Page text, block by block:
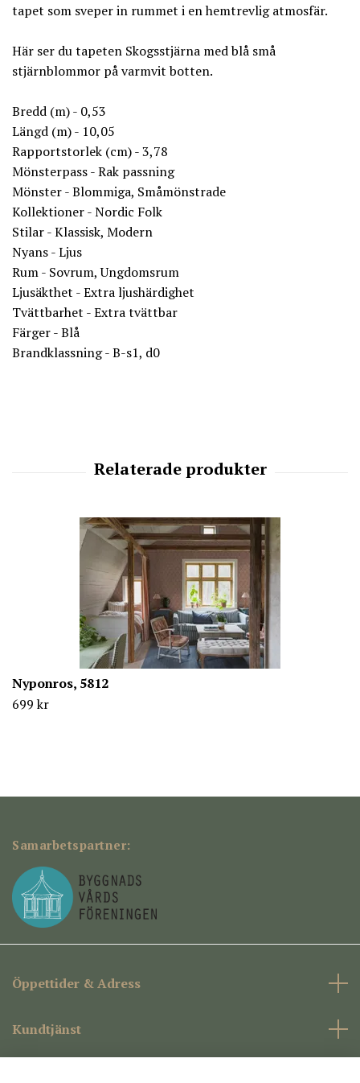
tapet som sveper in rummet i en hemtrevlig atmosfär.
Här ser du tapeten Skogsstjärna med blå små
stjärnblommor på varmvit botten.
Bredd (m) - 0,53
Längd (m) - 10,05
Rapportstorlek (cm) - 3,78
Mönsterpass - Rak passning
Mönster - Blommiga, Småmönstrade
Kollektioner - Nordic Folk
Stilar - Klassisk, Modern
Nyans - Ljus
Rum - Sovrum, Ungdomsrum
Ljusäkthet - Extra ljushärdighet
Tvättbarhet - Extra tvättbar
Färger - Blå
Brandklassning - B-s1, d0
Nyponros, 5812
699 kr
Samarbetspartner:
Öppettider & Adress
Kundtjänst